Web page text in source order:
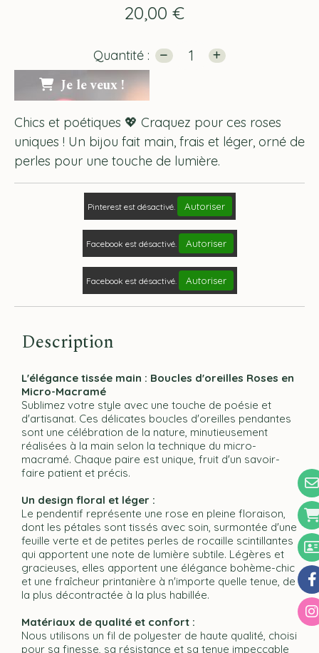
20,00 €
Quantité :
Je le veux !
Chics et poétiques 💖 Craquez pour ces roses
uniques ! Un bijou fait main, frais et léger, orné de
perles pour une touche de lumière.
Pinterest est désactivé. Autoriser
Facebook est désactivé. Autoriser
Facebook est désactivé. Autoriser
Description
L'élégance tissée main : Boucles d'oreilles Roses en
Micro-Macramé
Sublimez votre style avec une touche de poésie et
d'artisanat. Ces délicates boucles d'oreilles pendantes
sont une célébration de la nature, minutieusement
réalisées à la main selon la technique du micro-
macramé. Chaque paire est unique, fruit d'un savoir-
faire patient et précis.
Un design floral et léger :
Le pendentif représente une rose en pleine floraison,
dont les pétales sont tissés avec soin, surmontée d'une
feuille verte et de petites perles de rocaille scintillantes
qui apportent une note de lumière subtile. Légères et
gracieuses, elles apportent une élégance bohème-chic
et une fraîcheur printanière à n'importe quelle tenue, de
la plus décontractée à la plus habillée.
Matériaux de qualité et confort :
Nous utilisons un fil de polyester de haute qualité, choisi
pour sa finesse, sa résistance et sa tenue impeccable